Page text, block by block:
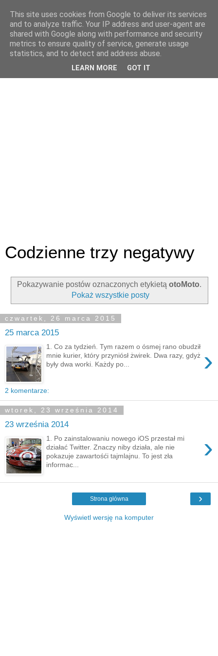
Codzienne trzy negatywy
Pokazywanie postów oznaczonych etykietą otoMoto.
Pokaż wszystkie posty
czwartek, 26 marca 2015
25 marca 2015
›
1. Co za tydzień. Tym razem o ósmej rano obudził
mnie kurier, który przyniósł żwirek. Dwa razy, gdyż
były dwa worki. Każdy po...
2 komentarze:
wtorek, 23 września 2014
23 września 2014
›
1. Po zainstalowaniu nowego iOS przestał mi
działać Twitter. Znaczy niby działa, ale nie
pokazuje zawartośći tajmlajnu. To jest zła
informac...
›
Strona główna
Wyświetl wersję na komputer
This site uses cookies from Google to deliver its services
and to analyze traffic. Your IP address and user-agent are
shared with Google along with performance and security
metrics to ensure quality of service, generate usage
statistics, and to detect and address abuse.
LEARN MORE GOT IT